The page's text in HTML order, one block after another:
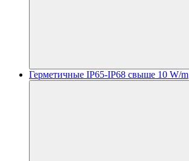
Герметичные IP65-IP68 свыше 10 W/m